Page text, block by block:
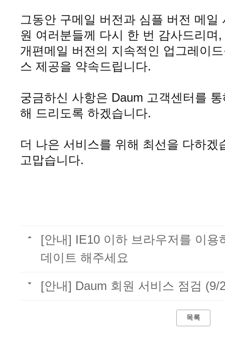
그동안 구메일 버전과 심플 버전 메일
원 여러분들께 다시 한 번 감사드리며,
개편메일 버전의 지속적인 업그레이
스 제공을 약속드립니다.
궁금하신 사항은 Daum 고객센터를
해 드리도록 하겠습니다.
더 나은 서비스를 위해 최선을 다하겠
고맙습니다.
[안내] IE10 이하 브라우저를 이용
데이트 해주세요
[안내] Daum 회원 서비스 점검 (9/
목록